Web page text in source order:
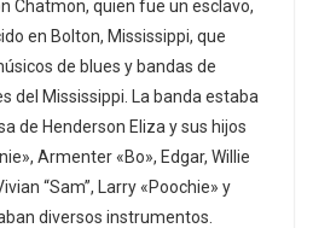
Chatmon, quien fue un esclavo,
en Bolton, Mississippi, que
de blues y bandas de
del Mississippi. La banda estaba
de Henderson Eliza y sus hijos
Armenter «Bo», Edgar, Willie
“Sam”, Larry «Poochie» y
diversos instrumentos.